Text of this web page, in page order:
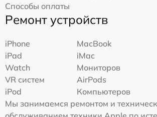
Способы оплаты
Ремонт устройств
iPhone
MacBook
iPad
iMac
Watch
Мониторов
VR систем
AirPods
iPod
Компьютеров
Мы занимаемся ремонтом и